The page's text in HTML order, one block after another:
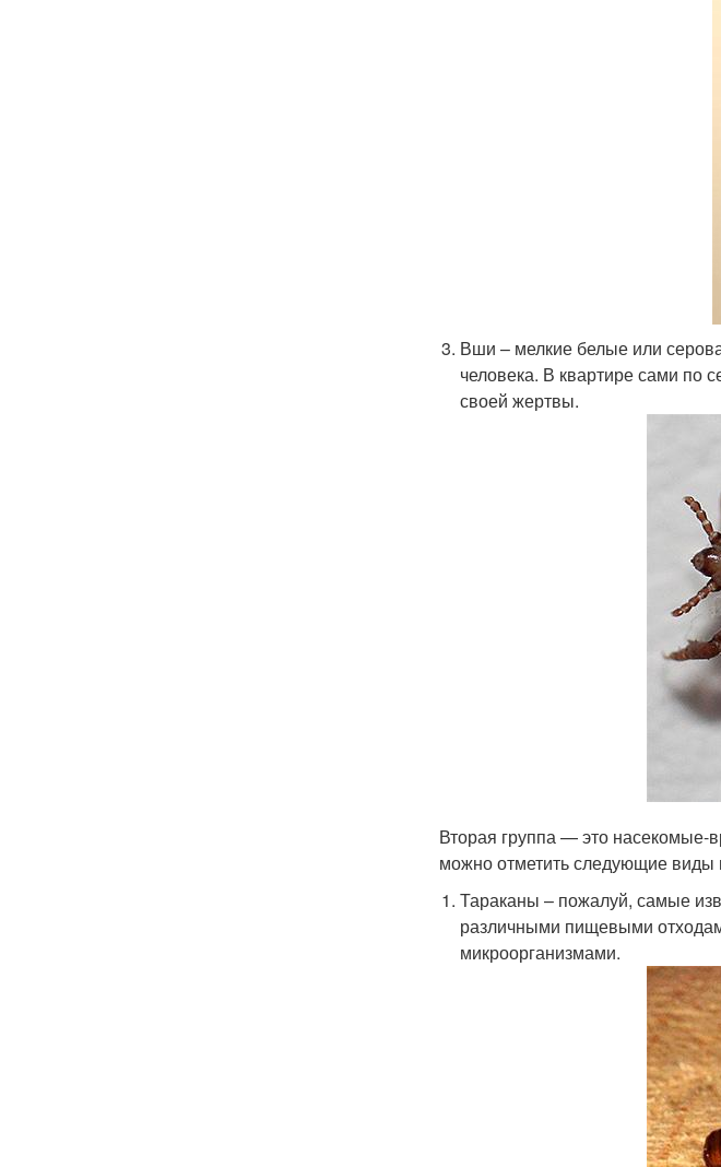
Вши – мелкие белые или
человека. В квартире сами по
своей жертвы.
Вторая группа — это насекомые-
можно отметить следующие виды
Тараканы – пожалуй, самые
различными пищевыми
микроорганизмами.